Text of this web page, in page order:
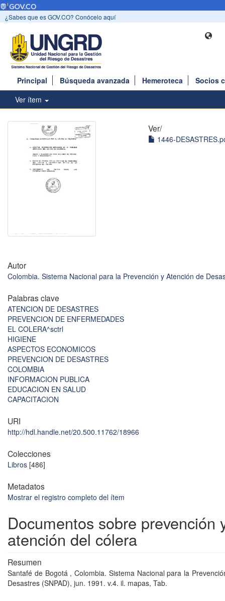
¿Sabes que es GOV.CO? Conócelo aquí
Principal Búsqueda avanzada Hemeroteca
Socios
Ver ítem
Ver/
1446-
Autor
Colombia. Sistema Nacional para la Prevención y Atención de
Palabras clave
ATENCION DE DESASTRES
PREVENCION DE ENFERMEDADES
EL COLERA^sctrl
HIGIENE
ASPECTOS ECONOMICOS
PREVENCION DE DESASTRES
COLOMBIA
INFORMACION PUBLICA
EDUCACION EN SALUD
CAPACITACION
URI
http://hdl.handle.net/20.500.11762/18966
Colecciones
Libros [486]
Metadatos
Mostrar el registro completo del ítem
Documentos sobre prevención
atención del cólera
Resumen
Santafé de Bogotá , Colombia. Sistema Nacional para la
Desastres (SNPAD), jun. 1991. v.4. il. mapas, Tab.